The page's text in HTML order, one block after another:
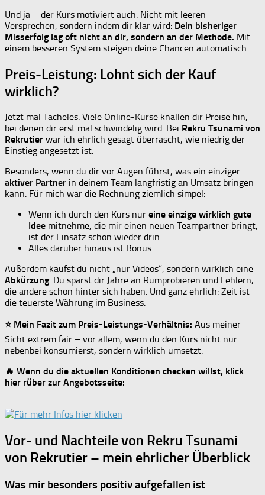
Und ja – der Kurs motiviert auch. Nicht mit leeren
Versprechen, sondern indem dir klar wird: Dein bisheriger
Misserfolg lag oft nicht an dir, sondern an der Methode. Mit
einem besseren System steigen deine Chancen automatisch.
Preis-Leistung: Lohnt sich der Kauf
wirklich?
Jetzt mal Tacheles: Viele Online-Kurse knallen dir Preise hin,
bei denen dir erst mal schwindelig wird. Bei Rekru Tsunami von
Rekrutier war ich ehrlich gesagt überrascht, wie niedrig der
Einstieg angesetzt ist.
Besonders, wenn du dir vor Augen führst, was ein einziger
aktiver Partner in deinem Team langfristig an Umsatz bringen
kann. Für mich war die Rechnung ziemlich simpel:
Wenn ich durch den Kurs nur eine einzige wirklich gute
Idee mitnehme, die mir einen neuen Teampartner bringt,
ist der Einsatz schon wieder drin.
Alles darüber hinaus ist Bonus.
Außerdem kaufst du nicht „nur Videos“, sondern wirklich eine
Abkürzung. Du sparst dir Jahre an Rumprobieren und Fehlern,
die andere schon hinter sich haben. Und ganz ehrlich: Zeit ist
die teuerste Währung im Business.
⭐ Mein Fazit zum Preis-Leistungs-Verhältnis: Aus meiner
Sicht extrem fair – vor allem, wenn du den Kurs nicht nur
nebenbei konsumierst, sondern wirklich umsetzt.
🔥 Wenn du die aktuellen Konditionen checken willst, klick
hier rüber zur Angebotsseite:
Vor- und Nachteile von Rekru Tsunami
von Rekrutier – mein ehrlicher Überblick
Was mir besonders positiv aufgefallen ist